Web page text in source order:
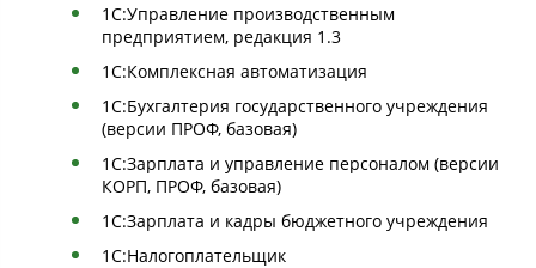
1С:Управление производственным
предприятием, редакция 1.3
1С:Комплексная автоматизация
1С:Бухгалтерия государственного учреждения
(версии ПРОФ, базовая)
1С:Зарплата и управление персоналом (версии
КОРП, ПРОФ, базовая)
1С:Зарплата и кадры бюджетного учреждения
1С:Налогоплательщик